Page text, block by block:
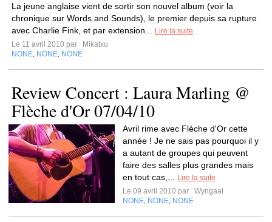
La jeune anglaise vient de sortir son nouvel album (voir la
chronique sur Words and Sounds), le premier depuis sa rupture
avec Charlie Fink, et par extension...
Lire la suite
Le 11 avril 2010 par
Mikatxu
NONE NONE NONE
Review Concert : Laura Marling @
Flèche d'Or 07/04/10
Avril rime avec Flèche d'Or cette
année ! Je ne sais pas pourquoi il y
a autant de groupes qui peuvent
faire des salles plus grandes mais
en tout cas,...
Lire la suite
Le 09 avril 2010 par
Wyngaal
NONE NONE NONE